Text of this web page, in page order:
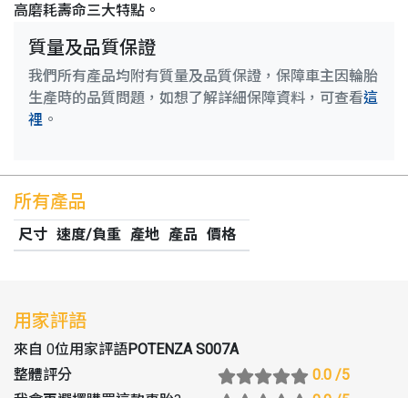
高磨耗壽命三大特點。
質量及品質保證
我們所有產品均附有質量及品質保證，保障車主因輪胎
生產時的品質問題，如想了解詳細保障資料，可查看這
裡 。
所有產品
尺寸 速度/負重 產地 產品 價格
用家評語
來自 0位用家評語POTENZA S007A
整體評分
0.0 /5